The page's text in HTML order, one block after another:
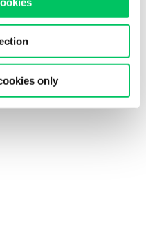
only